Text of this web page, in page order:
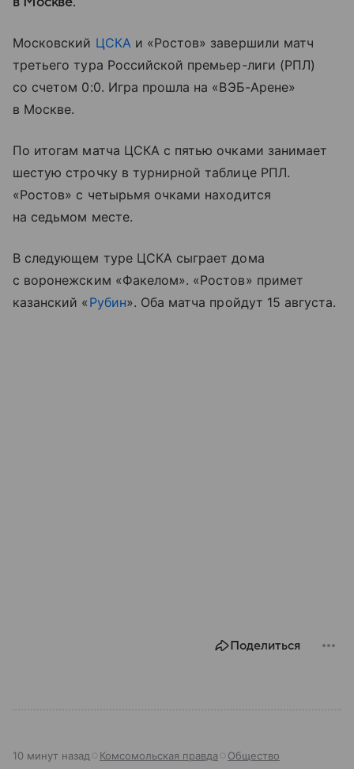
Московский ЦСКАи «Ростов» завершили матч
третьего тура Российской премьер-лиги (РПЛ)
со счетом 0:0. Игра прошла на «ВЭБ-Арене»
в Москве.
По итогам матча ЦСКА с пятью очками занимает
шестую строчку в турнирной таблице РПЛ.
«Ростов» с четырьмя очками находится
на седьмом месте.
В следующем туре ЦСКА сыграет дома
с воронежским «Факелом». «Ростов» примет
казанский « Рубин». Оба матча пройдут 15 августа.
Поделиться
10 минут назад Комсомольская правда Общество